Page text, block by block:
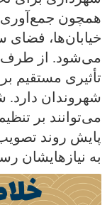
همچون جمع‌آوری
خیابان‌ها،
می‌شود. از طرف
تأثیری مستقیم
شهروندان دارد.
می‌توانند بر
پایش روند
به نیازهایشان